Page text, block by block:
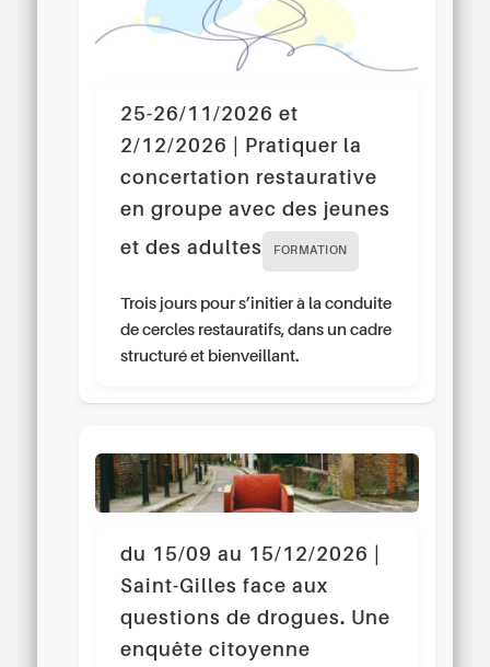
25-26/11/2026 et
2/12/2026 | Pratiquer la
concertation restaurative
en groupe avec des jeunes
et des adultes
FORMATION
Trois jours pour s’initier à la conduite
de cercles restauratifs, dans un cadre
structuré et bienveillant.
du 15/09 au 15/12/2026 |
Saint-Gilles face aux
questions de drogues. Une
enquête citoyenne